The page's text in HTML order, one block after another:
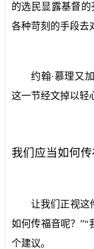
的选民显露基督
各种苛刻的手段去
约翰·慕理又
这一节经文掉以轻
我们应当如何传
让我们正视这
如何传福音呢？”“
个建议。